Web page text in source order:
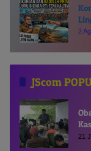
2
JScom
21